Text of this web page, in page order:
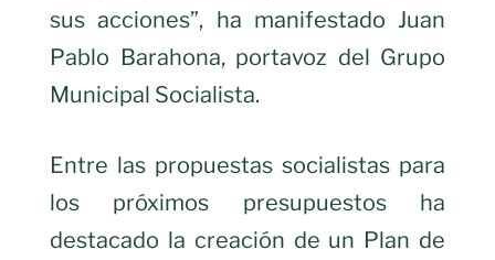
sus acciones”, ha manifestado Juan
Pablo Barahona, portavoz del Grupo
Municipal Socialista.
Entre las propuestas socialistas para
los próximos presupuestos ha
destacado la creación de un Plan de